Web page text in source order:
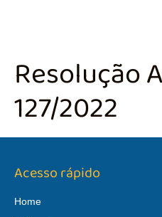
Resolução
127/2022
Acesso rápido
Home